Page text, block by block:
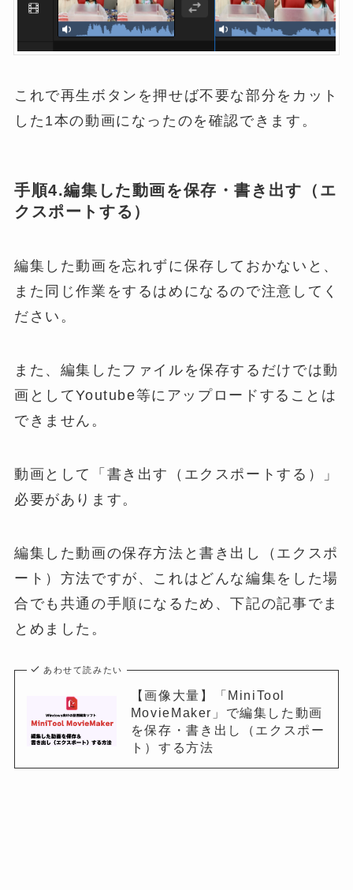
これで再生ボタンを押せば不要な部分をカット
した1本の動画になったのを確認できます。
手順4.編集した動画を保存・書き出す（エ
クスポートする）
編集した動画を忘れずに保存しておかないと、
また同じ作業をするはめになるので注意してく
ださい。
また、編集したファイルを保存するだけでは動
画としてYoutube等にアップロードすることは
できません。
動画として「書き出す（エクスポートする）」
必要があります。
編集した動画の保存方法と書き出し（エクスポ
ート）方法ですが、これはどんな編集をした場
合でも共通の手順になるため、下記の記事でま
とめました。
あわせて読みたい
【画像大量】「MiniTool
MovieMaker」で編集した動画
を保存・書き出し（エクスポー
ト）する方法